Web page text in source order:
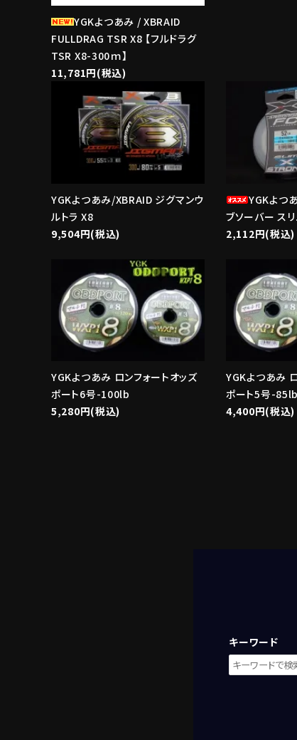
YGKよつあみ / XBRAID
FULLDRAG TSR X8 【フルドラグ
TSR X8-300ｍ】
11,781円(税込)
YGKよつあみ/XBRAID ジグマンウ
ルトラ X8
9,504円(税込)
favorite
YGKよつ
ブソーバー ス
2,112円(税込)
YGKよつあみ ロンフォートオッズ
ポート6号-100lb
5,280円(税込)
favorite
YGKよつあみ
ポート5号-85lb
4,400円(税込)
キーワード